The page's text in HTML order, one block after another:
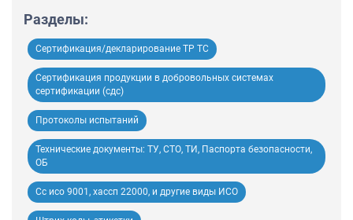
Разделы:
Сертификация/декларирование ТР ТС
Сертификация продукции в добровольных системах
сертификации (сдс)
Протоколы испытаний
Технические документы: ТУ, СТО, ТИ, Паспорта безопасности,
ОБ
Сс исо 9001, хассп 22000, и другие виды ИСО